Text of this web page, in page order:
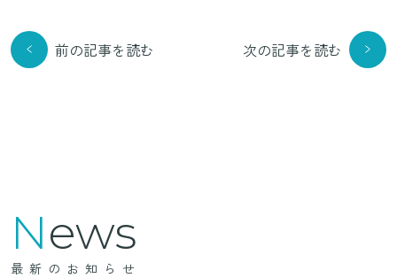
前の記事を読む 次の記事を読む
News
最新のお知らせ